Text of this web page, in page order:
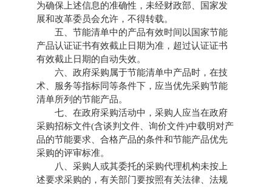
为确保上述信息的准确性，未经财政部、国家发
展和改革委员会允许，不得转载。
五、节能清单中的产品有效时间以国家节能
产品认证证书有效截止日期为准，超过认证证书
有效截止日期的自动失效。
六、政府采购属于节能清单中产品时，在技
术、服务等指标同等条件下，应当优先采购节能
清单所列的节能产品。
七、在政府采购活动中，采购人应当在政府
采购招标文件(含谈判文件、询价文件)中载明对产
品的节能要求、合格产品的条件和节能产品优先
采购的评审标准。
八、采购人或其委托的采购代理机构未按上
述要求采购的，有关部门要按照有关法律、法规